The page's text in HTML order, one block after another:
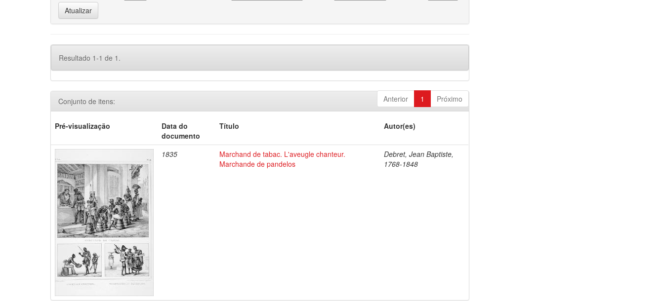
Resultado 1-1 de 1.
Anterior 1 Próximo
Conjunto de itens:
Pré-visualização
Data do
documento
Título Autor(es)
1835
Marchand de tabac. L'aveugle chanteur.
Marchande de pandelos
Debret, Jean Baptiste,
1768-1848